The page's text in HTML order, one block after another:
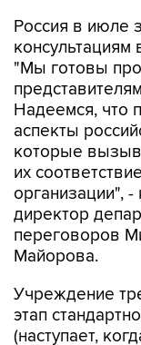
Россия в июле
"Мы готовы
Надеемся, что
аспекты
которые
их
организации", -
директор
переговоров
Майорова.
Учреждение
этап
(наступает,